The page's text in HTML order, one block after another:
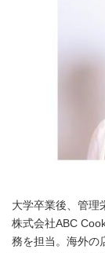
大学卒業後、管理
株式会社ABC
務を担当。海外の